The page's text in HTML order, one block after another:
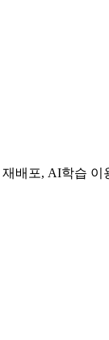
배포, AI학습 이